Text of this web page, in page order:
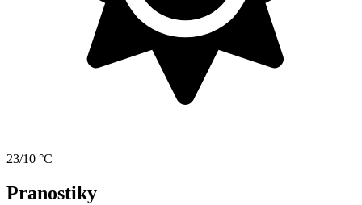
23/10 °C
Pranostiky